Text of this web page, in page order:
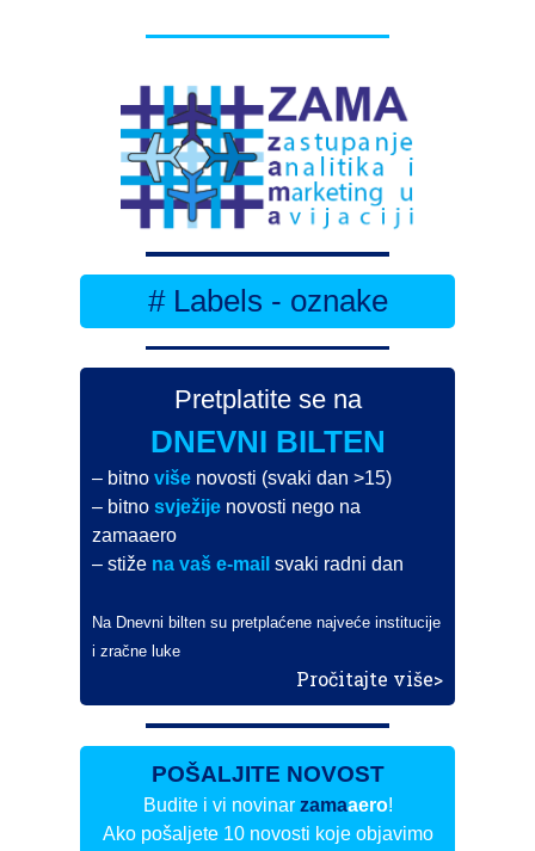
# Labels - oznake
Pretplatite se na
DNEVNI BILTEN
– bitnoviše novosti (svaki dan >15)
– bitnosvježije novosti nego na
zamaaero
– stiže na vaš e-mail svaki radni dan
Na Dnevni bilten su pretplaćene najveće institucije
i zračne luke
Pročitajte više>
POŠALJITE NOVOST
Budite i vi novinar zamaaero!
Ako pošaljete 10 novosti koje objavimo